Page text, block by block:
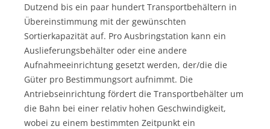
Dutzend bis ein paar hundert Transportbehältern in
Übereinstimmung mit der gewünschten
Sortierkapazität auf. Pro Ausbringstation kann ein
Auslieferungsbehälter oder eine andere
Aufnahmeeinrichtung gesetzt werden, der/die die
Güter pro Bestimmungsort aufnimmt. Die
Antriebseinrichtung fördert die Transportbehälter um
die Bahn bei einer relativ hohen Geschwindigkeit,
wobei zu einem bestimmten Zeitpunkt ein